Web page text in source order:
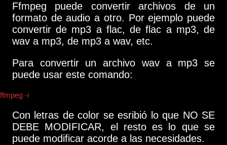
Ffmpeg puede convertir archivos de un
formato de audio a otro. Por ejemplo puede
convertir de mp3 a flac, de flac a mp3, de
wav a mp3, de mp3 a wav, etc.
Para convertir un archivo wav a mp3 se
puede usar este comando:
ffmpeg -i
Con letras de color se esribió lo que NO SE
DEBE MODIFICAR, el resto es lo que se
puede modificar acorde a las necesidades.